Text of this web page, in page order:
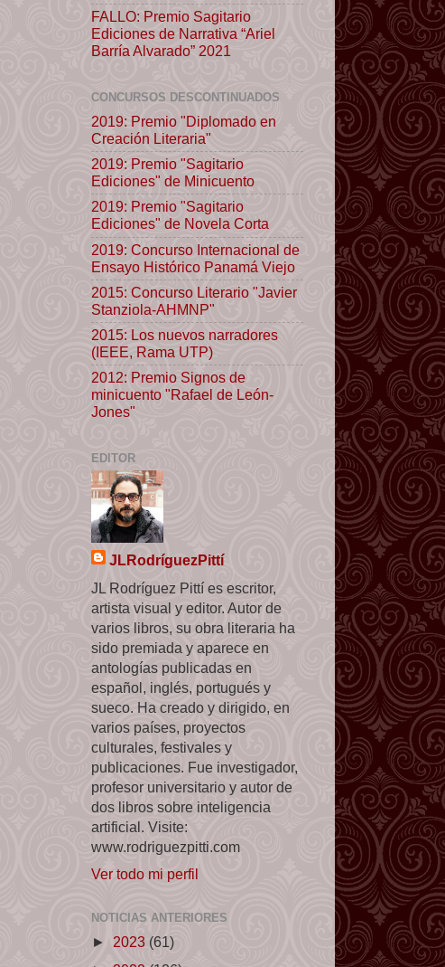
FALLO: Premio Sagitario
Ediciones de Narrativa “Ariel
Barría Alvarado” 2021
CONCURSOS DESCONTINUADOS
2019: Premio "Diplomado en
Creación Literaria"
2019: Premio "Sagitario
Ediciones" de Minicuento
2019: Premio "Sagitario
Ediciones" de Novela Corta
2019: Concurso Internacional de
Ensayo Histórico Panamá Viejo
2015: Concurso Literario "Javier
Stanziola-AHMNP"
2015: Los nuevos narradores
(IEEE, Rama UTP)
2012: Premio Signos de
minicuento "Rafael de León-
Jones"
EDITOR
JLRodríguezPittí
JL Rodríguez Pittí es escritor,
artista visual y editor. Autor de
varios libros, su obra literaria ha
sido premiada y aparece en
antologías publicadas en
español, inglés, portugués y
sueco. Ha creado y dirigido, en
varios países, proyectos
culturales, festivales y
publicaciones. Fue investigador,
profesor universitario y autor de
dos libros sobre inteligencia
artificial. Visite:
www.rodriguezpitti.com
Ver todo mi perfil
NOTICIAS ANTERIORES
► 2023 (61)